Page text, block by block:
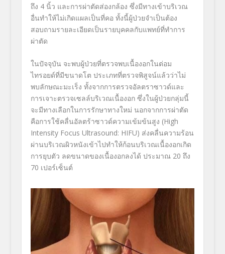
ถึง 4 นิ้ว และการผ่าตัดส่องกล้อง ซึ่งมีทางเข้าบริเวณ
อื่นทำให้ไม่เกิดแผลเป็นที่คอ ทั้งนี้ผู้ป่วยจำเป็นต้อง
สอบถามรายละเอียดเป็นรายบุคคลกับแพทย์ที่ทำการ
ผ่าตัด
ในปัจจุบัน จะพบผู้ป่วยที่ตรวจพบเนื้องอกในต่อม
ไทรอยด์ที่มีขนาดโต ประเภทที่ตรวจพิสูจน์แล้วว่าไม่
พบลักษณะมะเร็ง ทั้งจากการตรวจอัลตราซาวด์และ
การเจาะตรวจเซลล์บริเวณเนื้องอก ซึ่งในผู้ป่วยกลุ่มนี้
จะมีทางเลือกในการรักษาทางใหม่ นอกจากการผ่าตัด
คือการใช้คลื่นอัลตร้าซาวด์ความเข้มข้นสูง (High
Intensity Focus Ultrasound: HIFU) ส่งคลื่นความร้อน
ผ่านบริเวณผิวหนังเข้าไปทำให้ก้อนบริเวณเนื้องอกเกิด
การยุบตัว ลดขนาดของเนื้องอกลงได้ ประมาณ 20 ถึง
70 เปอร์เซ็นต์